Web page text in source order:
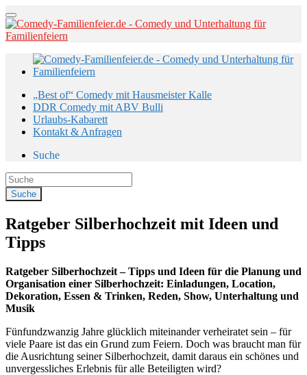
„Best of“ Comedy mit Hausmeister Kalle
DDR Comedy mit ABV Bulli
Urlaubs-Kabarett
Kontakt & Anfragen
Suche
Ratgeber Silberhochzeit mit Ideen und
Tipps
Ratgeber Silberhochzeit – Tipps und Ideen für die Planung und
Organisation einer Silberhochzeit: Einladungen, Location,
Dekoration, Essen & Trinken, Reden, Show, Unterhaltung und
Musik
Fünfundzwanzig Jahre glücklich miteinander verheiratet sein – für
viele Paare ist das ein Grund zum Feiern. Doch was braucht man für
die Ausrichtung seiner Silberhochzeit, damit daraus ein schönes und
unvergessliches Erlebnis für alle Beteiligten wird?